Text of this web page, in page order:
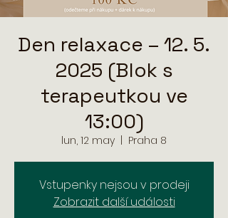
Den relaxace – 12. 5.
2025 (Blok s
terapeutkou ve
13:00)
lun, 12 may Praha 8
Vstupenky nejsou v prodeji
Zobrazit další události